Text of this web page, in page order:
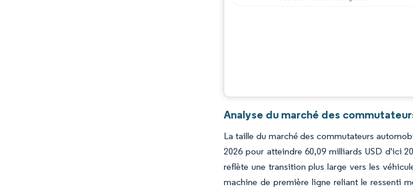
Analyse du marché des
La taille du marché des commutateurs
2026 pour atteindre 60,09 milliards USD d'ici
reflète une transition plus large vers les
machine de première ligne reliant le ressenti